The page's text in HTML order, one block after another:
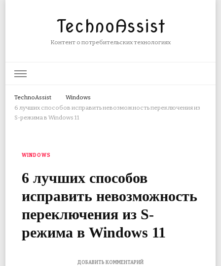
TechnoAssist
Контент о потребительских технологиях
TechnoAssist
Windows
6 лучших способов исправить невозможность переключения из
S-режима в Windows 11
WINDOWS
6 лучших способов
исправить невозможность
переключения из S-
режима в Windows 11
ДОБАВИТЬ КОММЕНТАРИЙК